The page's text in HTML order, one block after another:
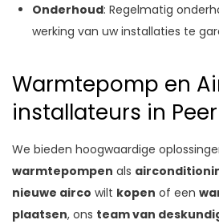
Onderhoud: Regelmatig
werking van uw installaties te
Warmtepomp en
installateurs in Peer
We bieden hoogwaardige
warmtepompen als
nieuwe airco wilt kopen of een
plaatsen, ons team van